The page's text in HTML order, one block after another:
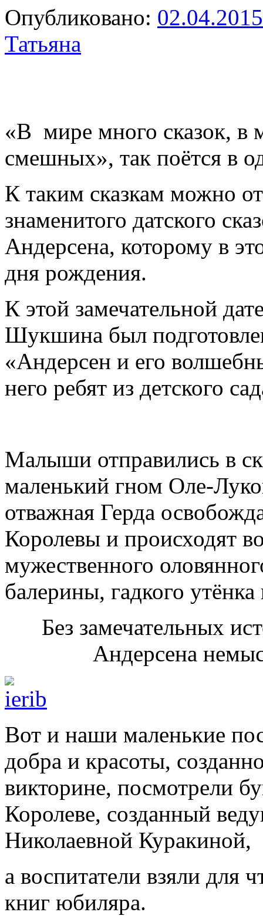
Опубликовано: 02.04.2015
Татьяна
«В мире много сказок, в
смешных», так поётся в
К таким сказкам можно
знаменитого датского
Андерсена, которому в
дня рождения.
К этой замечательной
Шукшина был
«Андерсен и его
него ребят из детского
Малыши отправились в
маленький гном Оле-
отважная Герда
Королевы и происходят
мужественного
балерины, гадкого
Без замечательных
Андерсена
Вот и наши маленькие
добра и красоты,
викторине, посмотрели
Королеве, созданный
Николаевной Куракиной,
а воспитатели взяли для
книг юбиляра.